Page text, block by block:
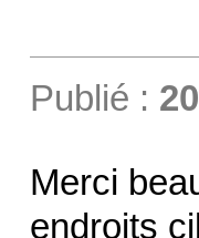
Publié :
Merci
endroits